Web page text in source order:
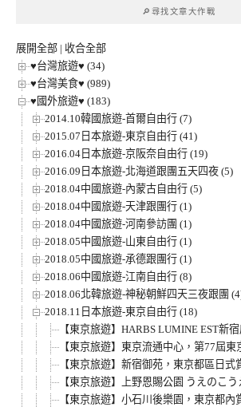
🔎尋找文章大作戰
展開全部 | 收合全部
♥台灣旅遊♥ (34)
♥台灣美食♥ (989)
♥國外旅遊♥ (183)
2014.10韓國旅遊-首爾自由行 (7)
2015.07日本旅遊-東京自由行 (41)
2016.04日本旅遊-京阪奈自由行 (19)
2016.09日本旅遊-北海道跟團五天四夜 (5)
2018.04中國旅遊-內蒙古自由行 (5)
2018.04中國旅遊-天津跟團行 (1)
2018.04中國旅遊-河南參訪團 (1)
2018.05中國旅遊-山東自由行 (1)
2018.05中國旅遊-承德跟團行 (1)
2018.06中國旅遊-江南自由行 (8)
2018.06北韓旅遊-神秘朝鮮四天三夜跟團
2018.11日本旅遊-東京自由行 (18)
【東京旅遊】HARBS LUMINE EST
【東京旅遊】東京流通中心，第77屆
【東京旅遊】新宿御苑，東京都區日
【東京旅遊】上野恩賜公園 うえのこ
【東京旅遊】小石川後樂園，東京都